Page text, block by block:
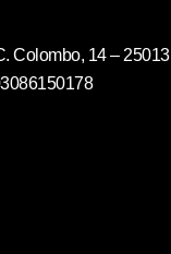
Colombo, 14 – 25013